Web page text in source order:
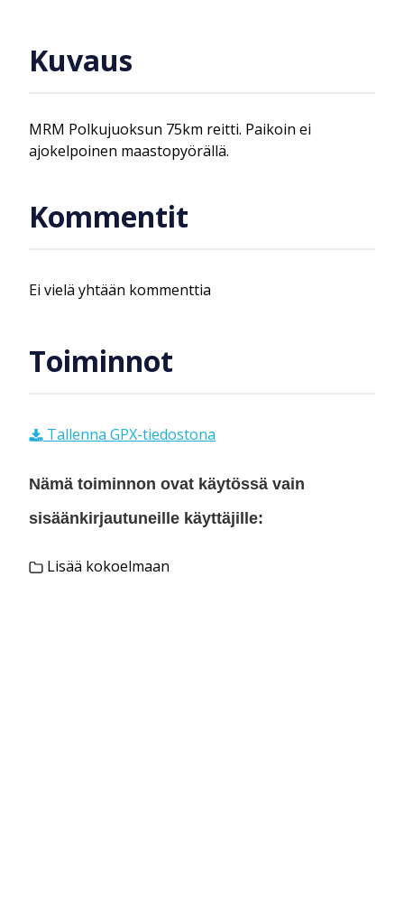
Kuvaus
MRM Polkujuoksun 75km reitti. Paikoin ei
ajokelpoinen maastopyörällä.
Kommentit
Ei vielä yhtään kommenttia
Toiminnot
Tallenna GPX-tiedostona
Nämä toiminnon ovat käytössä vain
sisäänkirjautuneille käyttäjille:
Lisää kokoelmaan